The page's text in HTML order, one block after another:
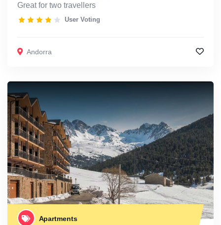
Great for two travellers
User Voting
Andorra
Apartments